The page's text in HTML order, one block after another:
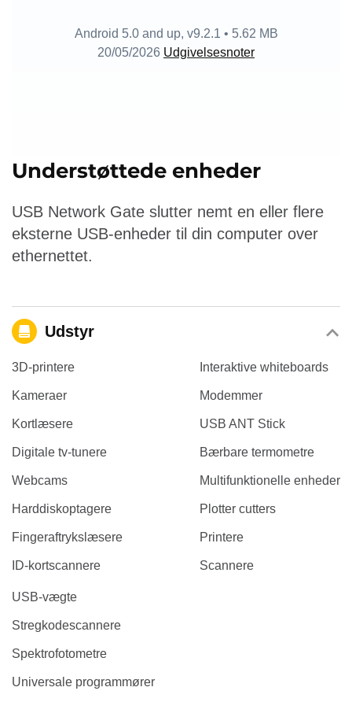
Android 5.0 and up, v9.2.1 • 5.62 MB
20/05/2026 Udgivelsesnoter
Understøttede enheder
USB Network Gate slutter nemt en eller flere
eksterne USB-enheder til din computer over
ethernettet.
Udstyr
3D-printere
Kameraer
Kortlæsere
Digitale tv-tunere
Webcams
Harddiskoptagere
Fingeraftrykslæsere
ID-kortscannere
Interaktive whiteboards
Modemmer
USB ANT Stick
Bærbare termometre
Multifunktionelle enheder
Plotter cutters
Printere
Scannere
USB-vægte
Stregkodescannere
Spektrofotometre
Universale programmører